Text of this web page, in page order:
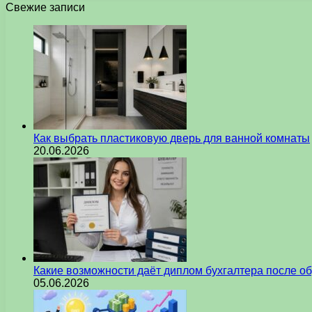
Свежие записи
Как выбрать пластиковую дверь для ванной комнаты
20.06.2026
Какие возможности даёт диплом бухгалтера после
05.06.2026